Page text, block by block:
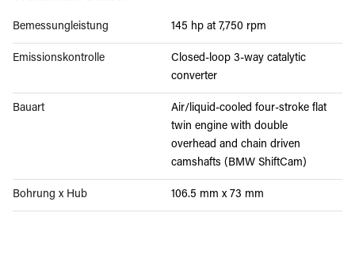
Bemessungleistung 145 hp at 7,750 rpm
Emissionskontrolle
Closed-loop 3-way catalytic
converter
Bauart
Air/liquid-cooled four-stroke flat
twin engine with double
overhead and chain driven
camshafts (BMW ShiftCam)
Bohrung x Hub 106.5 mm x 73 mm